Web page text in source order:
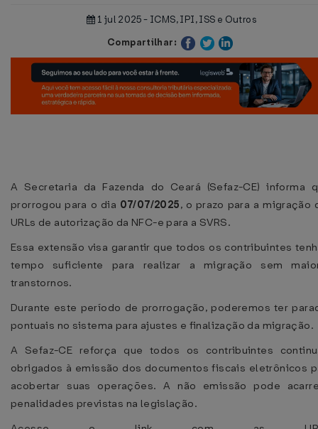
1 jul 2025 - ICMS, IPI, ISS e Outros
Compartilhar:
A Secretaria da Fazenda do Ceará (Sefaz-CE) informa
prorrogou para o dia 07/07/2025, o prazo para a migração
URLs de autorização da NFC-e para a SVRS.
Essa extensão visa garantir que todos os contribuintes
tempo suficiente para realizar a migração sem
transtornos.
Durante este período de prorrogação, poderemos ter
pontuais no sistema para ajustes e finalização da migração.
A Sefaz-CE reforça que todos os contribuintes
obrigados à emissão dos documentos fiscais eletrônicos
acobertar suas operações. A não emissão pode
penalidades previstas na legislação.